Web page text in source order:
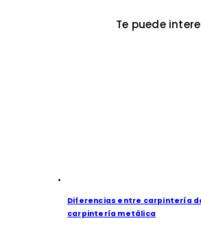
Te puede
Diferencias entre carpintería
carpintería metálica